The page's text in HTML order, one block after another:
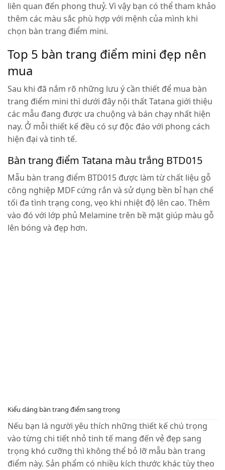
liên quan đến phong thuỷ. Vì vậy bạn có thể tham khảo
thêm các màu sắc phù hợp với mệnh của mình khi
chọn bàn trang điểm mini.
Top 5 bàn trang điểm mini đẹp nên
mua
Sau khi đã nắm rõ những lưu ý cần thiết để mua bàn
trang điểm mini thì dưới đây nội thất Tatana giới thiệu
các mẫu đang được ưa chuộng và bán chạy nhất hiện
nay. Ở mỗi thiết kế đều có sự độc đáo với phong cách
hiện đại và tinh tế.
Bàn trang điểm Tatana màu trắng BTD015
Mẫu bàn trang điểm BTD015 được làm từ chất liệu gỗ
công nghiệp MDF cứng rắn và sử dụng bền bỉ hạn chế
tối đa tình trạng cong, vẹo khi nhiệt độ lên cao. Thêm
vào đó với lớp phủ Melamine trên bề mặt giúp màu gỗ
lên bóng và đẹp hơn.
Kiểu dáng bàn trang điểm sang trọng
Nếu bạn là người yêu thích những thiết kế chú trọng
vào từng chi tiết nhỏ tinh tế mang đến vẻ đẹp sang
trọng khó cưỡng thì không thể bỏ lỡ mẫu bàn trang
điểm này. Sản phẩm có nhiều kích thước khác tùy theo